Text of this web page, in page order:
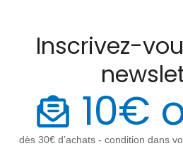
Inscrivez-
10€
dès 30€ d’achats - condition dans